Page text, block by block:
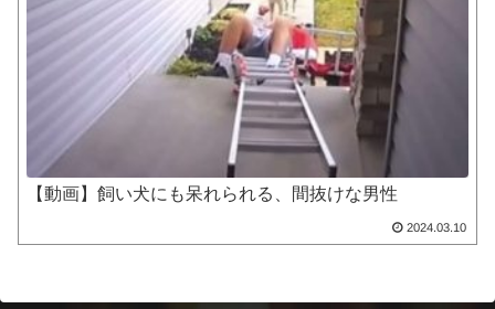
【動画】飼い犬にも呆れられる、間抜けな男性
2024.03.10